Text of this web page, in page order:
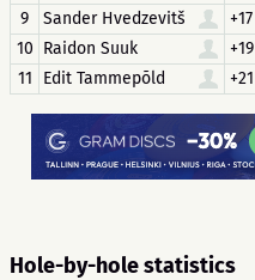
9
Sander Hvedzevitš +17
10 Raidon Suuk +19
11
Edit Tammepõld +21
Hole-by-hole statistics